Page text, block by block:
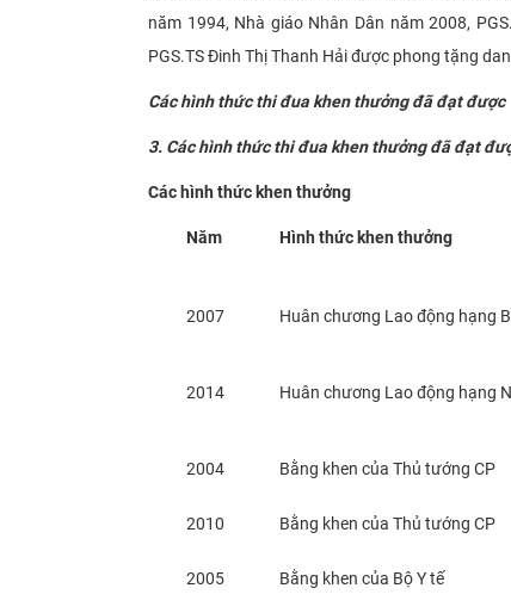
năm 1994, Nhà giáo Nhân Dân năm 2008,
PGS.TS Đinh Thị Thanh Hải được phong tặng
Các hình thức thi đua khen thưởng đã đạt được
3. Các hình thức thi đua khen thưởng đã đạt
Các hình thức khen thưởng
Năm Hình thức khen thưởng
2007 Huân chương Lao động hạng
2014 Huân chương Lao động hạng
2004 Bằng khen của Thủ tướng CP
2010 Bằng khen của Thủ tướng CP
2005 Bằng khen của Bộ Y tế